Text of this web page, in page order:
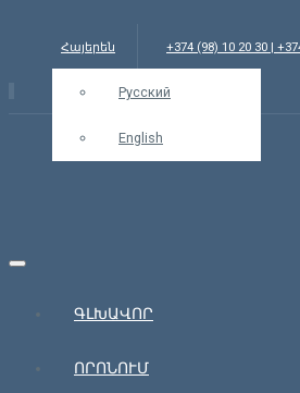
Հայերեն
Русский
English
+374 (98) 10 20 30 |
ԳԼԽԱՎՈՐ
ՈՐՈՆՈՒՄ